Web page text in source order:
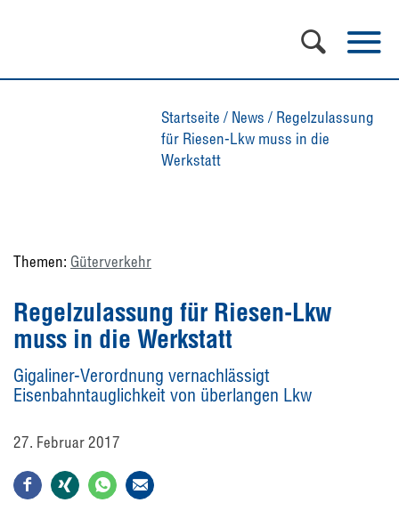
Startseite / News / Regelzulassung
für Riesen-Lkw muss in die
Werkstatt
Themen: Güterverkehr
Regelzulassung für Riesen-Lkw
muss in die Werkstatt
Gigaliner-Verordnung vernachlässigt
Eisenbahntauglichkeit von überlangen Lkw
27. Februar 2017